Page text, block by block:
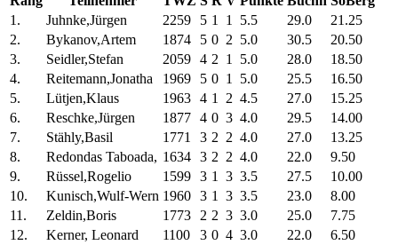
1.
Juhnke,Jürgen 2259 5 1 1 5.5 29.0
21.25
2.
Bykanov,Artem 1874 5 0 2 5.0 30.5
20.50
3.
Seidler,Stefan 2059 4 2 1 5.0 28.0
18.50
4.
Reitemann,Jonatha 1969 5 0 1 5.0 25.5
16.50
5.
Lütjen,Klaus 1963 4 1 2 4.5 27.0
15.25
6.
Reschke,Jürgen 1877 4 0 3 4.0 29.5
14.00
7.
Stähly,Basil 1771 3 2 2 4.0 27.0
13.25
8.
Redondas Taboada, 1634 3 2 2 4.0 22.0
9.50
9.
Rüssel,Rogelio 1599 3 1 3 3.5 27.5
10.00
10.
Kunisch,Wulf-Wern 1960 3 1 3 3.5 23.0
8.00
11.
Zeldin,Boris 1773 2 2 3 3.0 25.0
7.75
12.
Kerner, Leonard 1100 3 0 4 3.0 22.0
6.50